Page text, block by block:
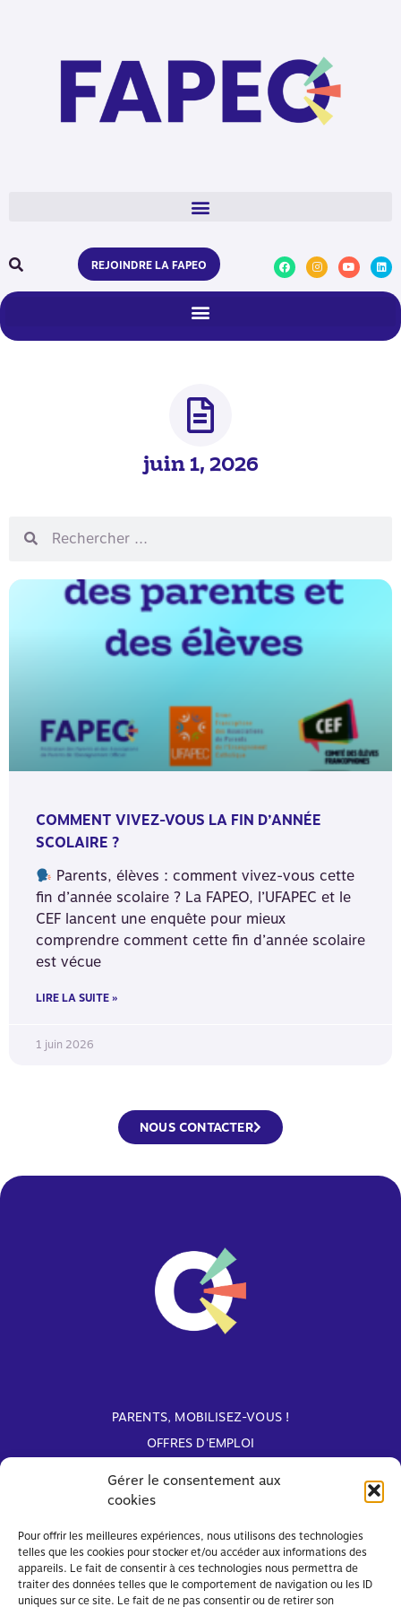
Gérer le consentement aux
cookies
Pour offrir les meilleures expériences, nous utilisons des technologies
telles que les cookies pour stocker et/ou accéder aux informations des
appareils. Le fait de consentir à ces technologies nous permettra de
traiter des données telles que le comportement de navigation ou les ID
uniques sur ce site. Le fait de ne pas consentir ou de retirer son
REJOINDRE LA FAPEO
juin 1, 2026
COMMENT VIVEZ-VOUS LA FIN D’ANNÉE
SCOLAIRE ?
Parents, élèves : comment vivez-vous cette
fin d’année scolaire ? La FAPEO, l’UFAPEC et le
CEF lancent une enquête pour mieux
comprendre comment cette fin d’année scolaire
est vécue
LIRE LA SUITE »
1 juin 2026
NOUS CONTACTER
PARENTS, MOBILISEZ-VOUS !
OFFRES D'EMPLOI
Avec le soutien de